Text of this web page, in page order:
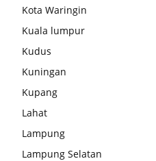
Kota Waringin
Kuala lumpur
Kudus
Kuningan
Kupang
Lahat
Lampung
Lampung Selatan